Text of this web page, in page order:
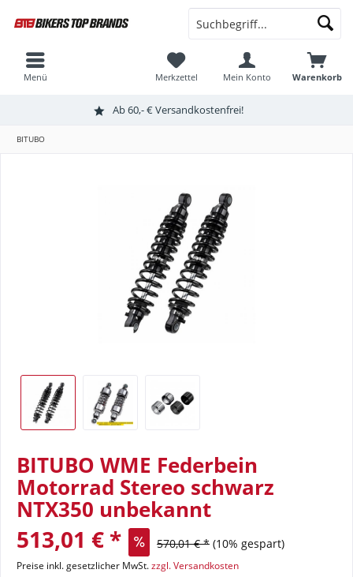
Ab 60,- € Versandkostenfrei!
Warenkorb
Merkzettel Mein Konto
Menü
BITUBO
BITUBO WME Federbein
Motorrad Stereo schwarz
NTX350 unbekannt
513,01 € * 570,01 € * (10% gespart)
Preise inkl. gesetzlicher MwSt.zzgl. Versandkosten